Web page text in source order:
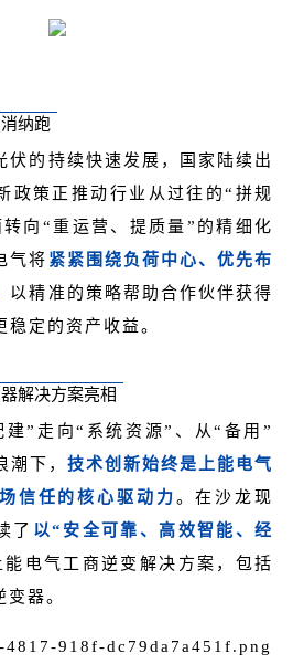
纳跑
伏的持续快速发展，国家陆续出
政策正推动行业从过往的“拼规
向“重运营、提质量”的精细化
气将 紧紧围绕负荷中心、优先布
以精准的策略帮助合作伙伴获得
稳定的资产收益。
解决方案亮相
”走向“系统资源”、从“备用”
潮下， 技术创新始终是上能电气
信任的核心驱动力。在沙龙现
了 以“安全可靠、高效智能、经
能电气工商逆变解决方案，包括
变器。